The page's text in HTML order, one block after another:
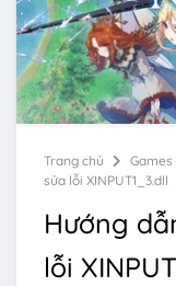
Trang chủ Games
sửa lỗi XINPUT1_3.dll
Hướng
lỗi